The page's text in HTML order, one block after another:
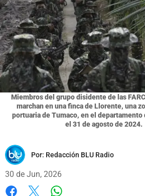
Miembros del grupo disidente de las
marchan en una finca de Llorente, una
portuaria de Tumaco, en el departamento
el 31 de agosto de 2024.
Por: Redacción BLU Radio
30 de Jun, 2026